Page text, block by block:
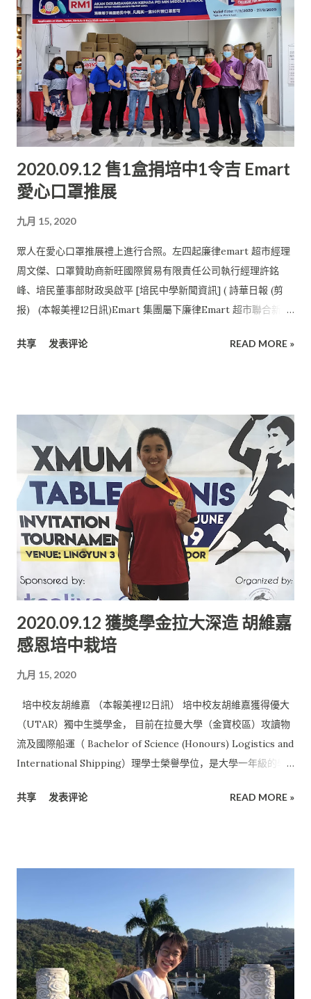
籃球比賽（女團亞軍）、 全砂學聯籃球賽（團體賽亞軍）、第四
屆全砂華文獨中籃球賽（ 亞軍）、2013年達央企業籃球錦標賽
(少年女子組冠軍)等等。 她在2015年於培中畢業後，就到IBS
College就讀工商管理文憑，獲得學術表現優異的榮譽獎項， 並
於2019年畢業。 IBS College是壹所私立高等教育機構，由馬來
西亞高等教育部( MOHE)註冊和批準， 致力於為馬來西亞和國際
學生提供優質的專業和大學學習課程。 想更進壹層樓的她，繼續
到UCSI 大學深造，並選修工商行政管理學士學位。 UCSI大學是
馬來西亞歷史最悠久的私立大學之壹， 其文化大熔爐的特性有助
提升學生對多元文化的包容性以及準備迎合 競爭激烈的無國界世
主任劉進順老師。 劉老師非常嚴格，交代給學生的任務就壹定要
學生完成， 否則就會遭受懲罰。此外， 學生也別想在這位老師的
眼皮底下耍些小動作。 如果學生缺席，回校後要老師在請假申請
表上簽名， 也會是壹項艱難的任務。因為他壹定會刨根問底， 確
保學生的缺席是有充分的理由。雖然當時會覺得這位老師太嚴
後， 師生也會保持聯絡，互相問候。這對李曉緣來說， 覺得格外
2020.09.12 售1盒捐培中1令吉 Emart
愛心口罩推展
九月 15, 2020
眾人在愛心口罩推展禮上進行合照。左四起廉律emart 超市經理
周文傑、口罩贊助商新旺國際貿易有限責任公司執行經理許銘
峰、培民董事部財政吳啟平 [培民中學新聞資訊] ( 詩華日報 (剪
报) (本報美裡12日訊)Emart 集團屬下廉律Emart 超市聯合新旺
基金〕，今日在該Emart 購物中心底樓超級市場入口處舉行【愛
一盒50片口罩僅售6.99令吉! 口罩公開售賣於所有會員與非會
員，購買數量並沒有限制， 顧客們可以隨意購買，售完為止。 培
民董事財政吳啟平感謝新旺國際貿易以及廉律Emart為協助培 中
籌募辦學經費給予學校落力的支持。 “此取之社會，用之社會的
精神，實在值得嘉獎！” 他說，目前建校經費還欠缺600萬令吉，
因此該筆教育基金籌款也將用於在建校用途。 此外，廉律emart
將配合年度大型916會員日，舉辦促銷、 幸運抽獎、低積分換取
現金禮券等優惠驚喜。 部分物品將以9.16令吉出售；但凡購買滿
91.6令吉， 將可享有幸運抽獎。 當日共有4個歡樂時段，即從早
上8時至中午12時、 12時至2時、下午4時至6時，晚上8時至10
時。 當天營業時間將從早上8時至晚上11時正。 欲知更多詳情，
可上網官網查詢： www.emart.my ； 或可瀏覽 Emart Riam專
共享 发表评论 READ MORE »
2020.09.12 獲獎學金拉大深造 胡維嘉
感恩培中栽培
九月 15, 2020
培中校友胡維嘉 （本報美裡12日訊） 培中校友胡維嘉獲得優大
（UTAR）獨中生獎學金， 目前在拉曼大學（金寶校區）攻讀物
流及國際船運（ Bachelor of Science (Honours) Logistics and
International Shipping）理學士榮譽學位，是大學一年級的學
間， 她積極代表學校參加多項乒乓比賽並獲得不俗的成績， 其中
Tunku Abdul Rahman，簡稱：優大 / UTAR）是拉曼大學教育
基金會（UTAR Education Foundation）創辦的一所非盈利高等
教育機構。 拉曼大學在2017年獲得了大馬學術資格鑒定機構
（MQA） 的自行認證資格及被該機構評鑒為第5星級年輕大學，
也在2020年泰晤士高等教育世界大學排名中名列前600名， 並且
共享 发表评论 READ MORE »